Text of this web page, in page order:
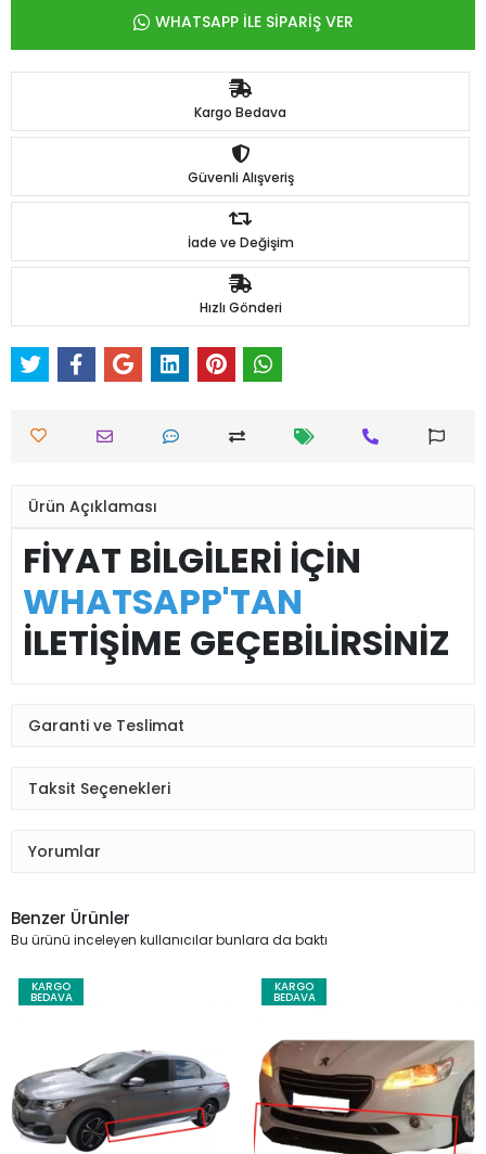
WHATSAPP İLE SİPARİŞ VER
Kargo Bedava
Güvenli Alışveriş
İade ve Değişim
Hızlı Gönderi
Ürün Açıklaması
FİYAT BİLGİLERİ İÇİN
WHATSAPP'TAN
İLETİŞİME GEÇEBİLİRSİNİZ
Garanti ve Teslimat
Taksit Seçenekleri
Yorumlar
Benzer Ürünler
Bu ürünü inceleyen kullanıcılar bunlara da baktı
KARGO
BEDAVA
KARGO
BEDAVA